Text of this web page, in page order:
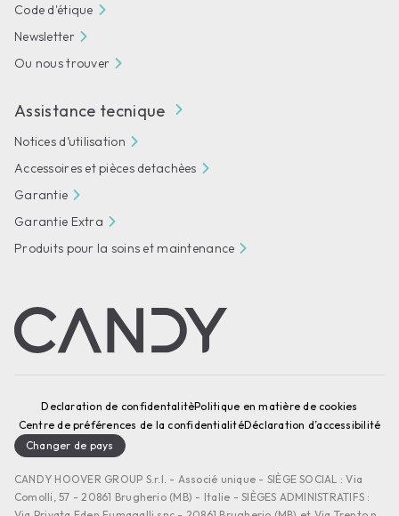
Code d'étique
Newsletter
Ou nous trouver
Assistance tecnique
Notices d’utilisation
Accessoires et pièces detachèes
Garantie
Garantie Extra
Produits pour la soins et maintenance
CANDY HOOVER GROUP S.r.I. - Associé unique - SIÈGE SOCIAL : Via
Comolli, 57 - 20861 Brugherio (MB) - Italie - SIÈGES ADMINISTRATIFS :
Declaration de confidentalitèPolitique en matière de cookies
Centre de préférences de la confidentialitéDéclaration d’accessibilité
Changer de pays